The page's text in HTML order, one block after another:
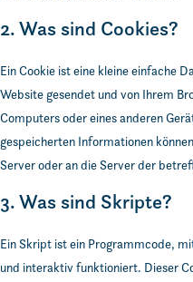
2. Was sind Cookies?
Ein Cookie ist eine kleine einfache
Website gesendet und von Ihrem
Computers oder eines anderen
gespeicherten Informationen
Server oder an die Server der
3. Was sind Skripte?
Ein Skript ist ein Programmcode,
und interaktiv funktioniert. Dieser